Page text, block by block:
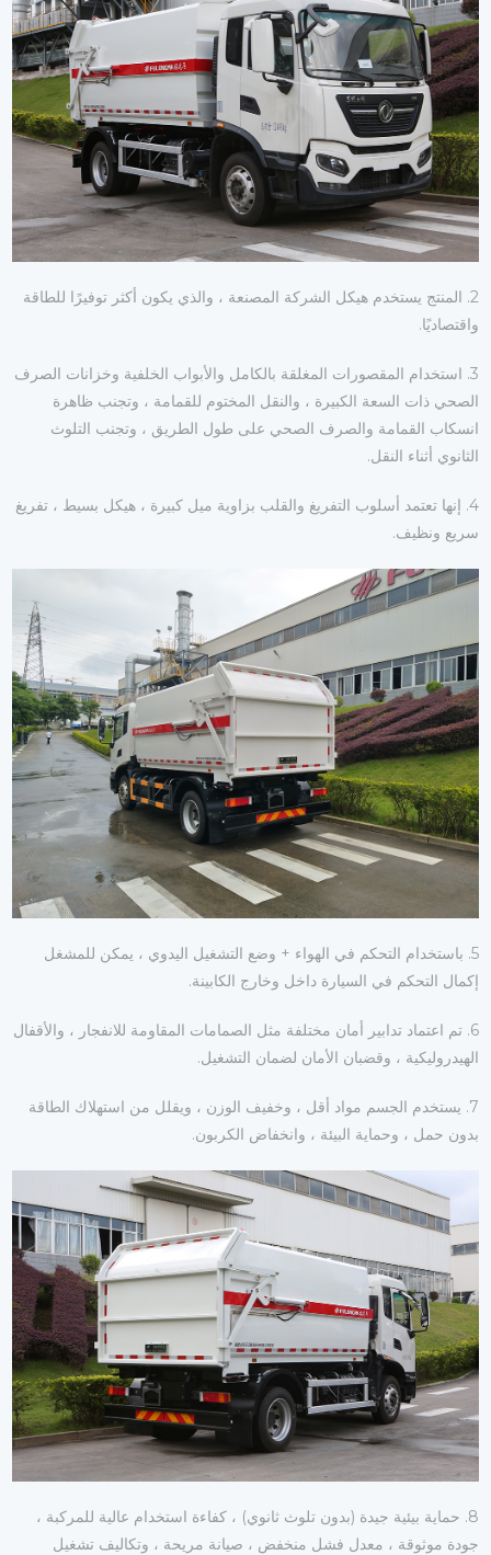
2. المنتج يستخدم هيكل الشركة المصنعة ، والذي يكون أكثر توفيرًا للطاقة
واقتصاديًا.
3. استخدام المقصورات المغلقة بالكامل والأبواب الخلفية وخزانات الصرف
الصحي ذات السعة الكبيرة ، والنقل المختوم للقمامة ، وتجنب ظاهرة
انسكاب القمامة والصرف الصحي على طول الطريق ، وتجنب التلوث
الثانوي أثناء النقل.
4. إنها تعتمد أسلوب التفريغ والقلب بزاوية ميل كبيرة ، هيكل بسيط ، تفريغ
سريع ونظيف.
5. باستخدام التحكم في الهواء + وضع التشغيل اليدوي ، يمكن للمشغل
إكمال التحكم في السيارة داخل وخارج الكابينة.
6. تم اعتماد تدابير أمان مختلفة مثل الصمامات المقاومة للانفجار ، والأقفال
الهيدروليكية ، وقضبان الأمان لضمان التشغيل.
7. يستخدم الجسم مواد أقل ، وخفيف الوزن ، ويقلل من استهلاك الطاقة
بدون حمل ، وحماية البيئة ، وانخفاض الكربون.
8. حماية بيئية جيدة (بدون تلوث ثانوي) ، كفاءة استخدام عالية للمركبة ،
جودة موثوقة ، معدل فشل منخفض ، صيانة مريحة ، وتكاليف تشغيل